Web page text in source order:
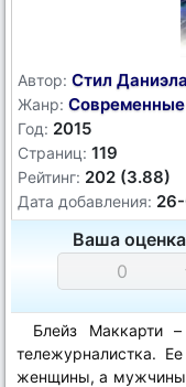
Автор: Стил Даниэла
Жанр:
Год: 2015
Страниц: 119
Рейтинг: 202 (3.88)
Дата добавления:
Ваша оценка
Блейз Маккарти
тележурналистка.
женщины, а мужчины